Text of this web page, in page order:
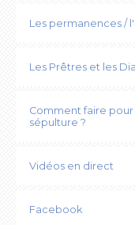
Les permanences /
Les Prêtres et les
Comment faire
sépulture ?
Vidéos en direct
Facebook